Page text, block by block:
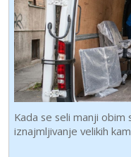
Kada se seli manji
iznajmljivanje velikih